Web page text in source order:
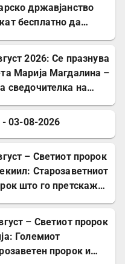
државјанство
бесплатно да
2026: Се празнува
Марија Магдалина –
сведочителка на
03-08-2026
– Светиот пророк
Старозаветниот
што го претскажа
– Светиот пророк
Големиот
пророк и